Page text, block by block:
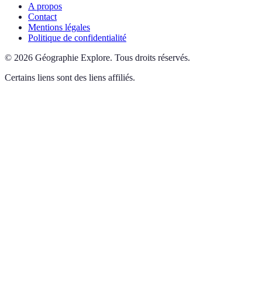
A propos
Contact
Mentions légales
Politique de confidentialité
© 2026 Géographie Explore. Tous droits réservés.
Certains liens sont des liens affiliés.